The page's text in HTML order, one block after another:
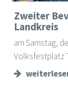
Zweiter
Landkreis
am Samstag,
Volksfestplatz